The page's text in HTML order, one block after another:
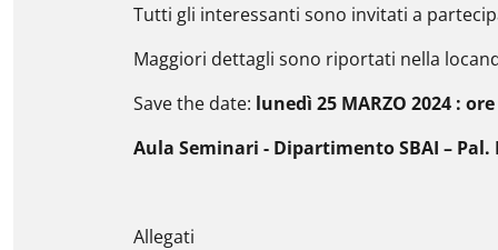
Tutti gli interessanti sono invitati a
Maggiori dettagli sono riportati nella
Save the date: lunedì 25 MARZO 2024 :
Aula Seminari - Dipartimento SBAI – Pal.
Allegati